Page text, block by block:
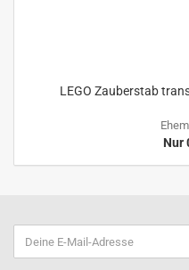
LEGO Zauberstab
Nur